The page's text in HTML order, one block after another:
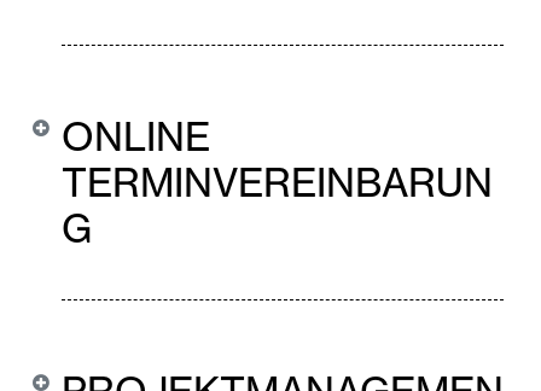
ONLINE
TERMINVEREINBARUN
G